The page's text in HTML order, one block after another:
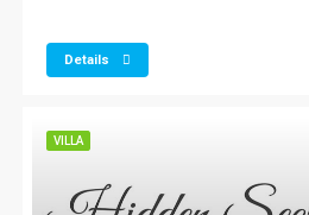
Details
VILLA